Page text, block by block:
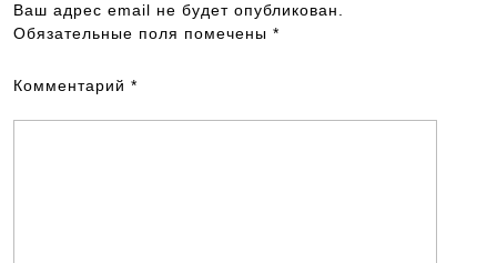
Ваш адрес email не будет опубликован.
Обязательные поля помечены *
Комментарий *